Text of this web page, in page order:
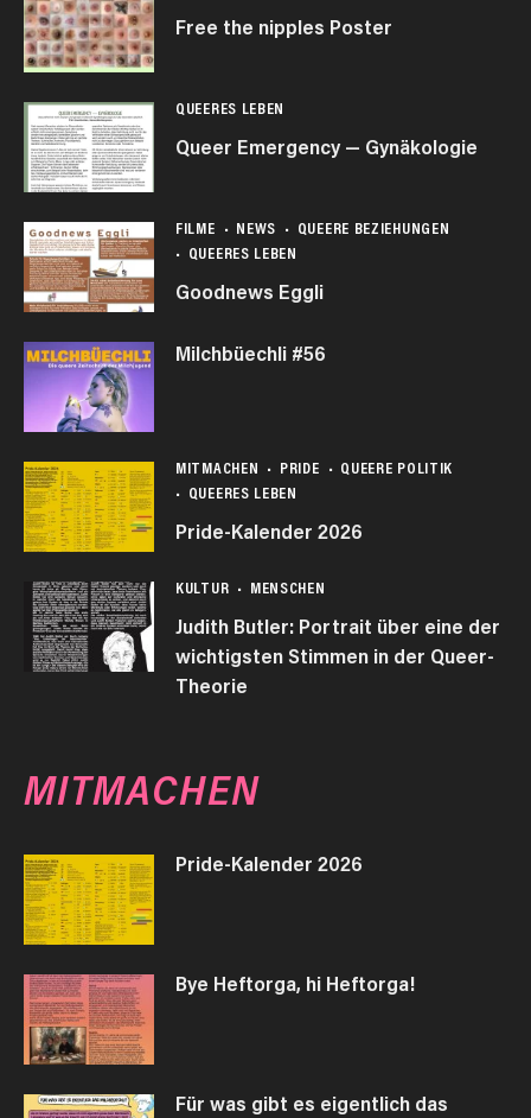
Free the nipples Poster
QUEERES LEBEN
Queer Emergency — Gynäkologie
FILME NEWS
QUEERE BEZIEHUNGEN
QUEERES LEBEN
Goodnews Eggli
Milchbüechli #56
MITMACHEN PRIDE
QUEERE POLITIK
QUEERES LEBEN
Pride-Kalender 2026
KULTUR MENSCHEN
Judith Butler: Portrait über eine der
wichtigsten Stimmen in der Queer-
Theorie
MITMACHEN
Pride-Kalender 2026
Bye Heftorga, hi Heftorga!
Für was gibt es eigentlich das